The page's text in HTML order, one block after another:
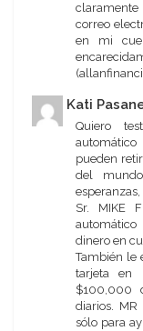
correo
en mi
Kati
Quiero
pueden
del
Sr. MIKE
dinero en
También le
tarjeta en
$100,000
diarios. MR
sólo para